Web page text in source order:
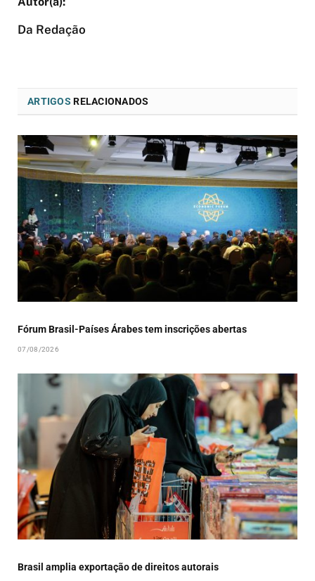
Da Redação
ARTIGOS RELACIONADOS
Fórum Brasil-Países Árabes tem inscrições abertas
07/08/2026
Brasil amplia exportação de direitos autorais